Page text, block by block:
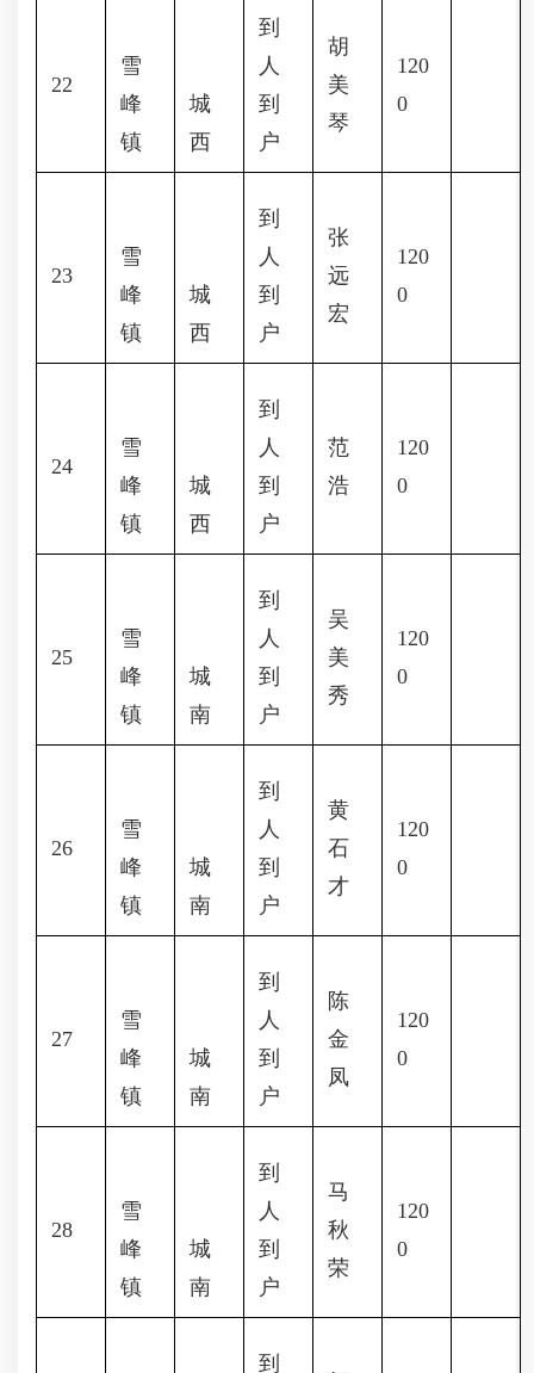
22
雪
峰
镇
城
西
到
人
到
户
胡
美
琴
120
0
23
雪
峰
镇
城
西
到
人
到
户
张
远
宏
120
0
24
雪
峰
镇
城
西
到
人
到
户
范
浩
120
0
25
雪
峰
镇
城
南
到
人
到
户
吴
美
秀
120
0
26
雪
峰
镇
城
南
到
人
到
户
黄
石
才
120
0
27
雪
峰
镇
城
南
到
人
到
户
陈
金
凤
120
0
28
雪
峰
镇
城
南
到
人
到
户
马
秋
荣
120
0
到